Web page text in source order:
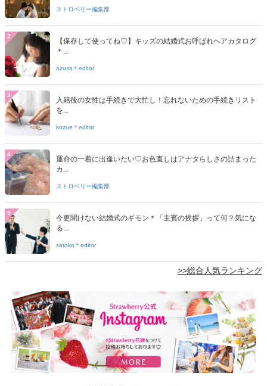
ストロベリー編集部
2
【保存して使ってね♡】キッズの結婚式お呼ばれヘアカタログ
＊...
azusa＊editor
3
入籍後の女性は手続きで大忙し！忘れないための手続きリスト
を...
kozue＊editor
4
運命の一着に出逢いたい♡お色直しはアナタらしさの詰まった
カ...
ストロベリー編集部
5
今更聞けない結婚式のギモン＊「主賓の挨拶」って何？気にな
る...
satoko＊editor
>>総合人気ランキング